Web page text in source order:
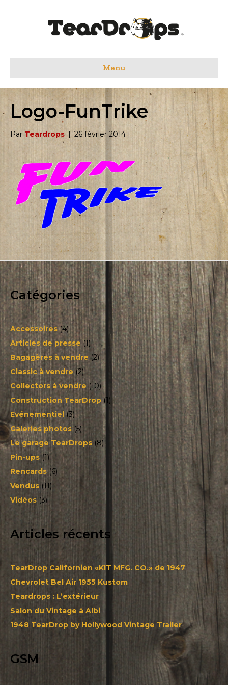
Menu
Logo-FunTrike
Par Teardrops 26 février 2014
Catégories
Accessoires(4)
Articles de presse(1)
Bagagères à vendre (2)
Classic à vendre (2)
Collectors à vendre (10)
Construction TearDrop(1)
Evénementiel (3)
Galeries photos (5)
Le garage TearDrops (8)
Pin-ups (1)
Rencards(6)
Vendus (11)
Vidéos (3)
Articles récents
TearDrop Californien «KIT MFG. CO.» de 1947
Chevrolet Bel Air 1955 Kustom
Teardrops : L’extérieur
Salon du Vintage à Albi
1948 TearDrop by Hollywood Vintage Trailer
GSM